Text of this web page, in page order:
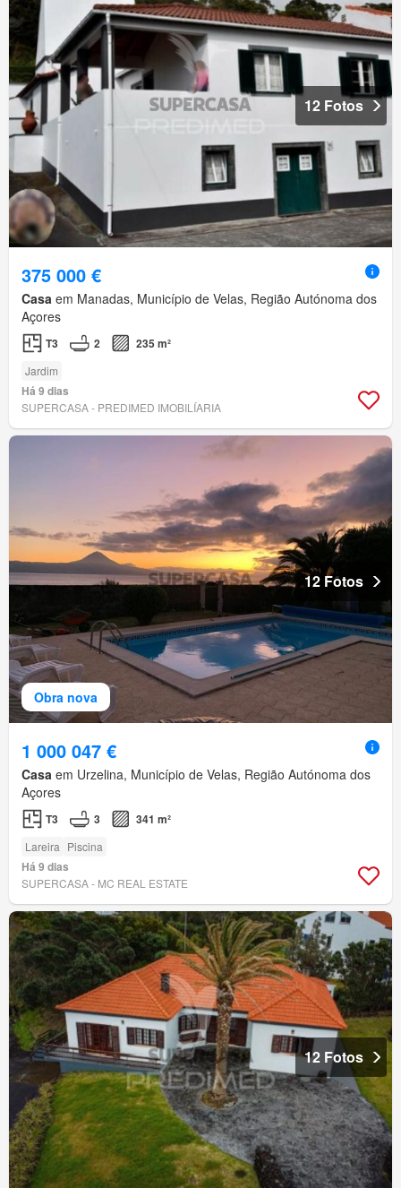
12 Fotos
375 000 €
Casa em Manadas, Município de Velas, Região Autónoma dos
Açores
T3 2 235 m²
Jardim
Há 9 dias
SUPERCASA - PREDIMED IMOBILÍARIA
Obra nova
12 Fotos
1 000 047 €
Casa em Urzelina, Município de Velas, Região Autónoma dos
Açores
T3 3 341 m²
Lareira Piscina
Há 9 dias
SUPERCASA - MC REAL ESTATE
12 Fotos